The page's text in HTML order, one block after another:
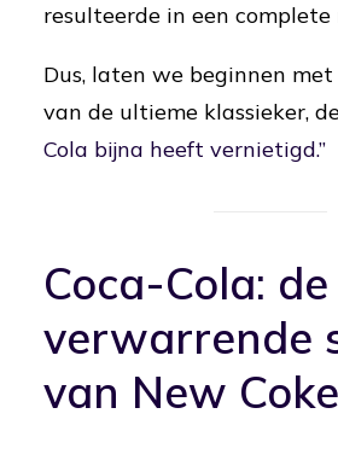
resulteerde in een complete
Dus, laten we beginnen
van de ultieme klassieker,
Cola bijna heeft vernietigd.”
Coca-Cola: de
verwarrende
van New Coke